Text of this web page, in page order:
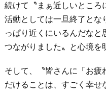
続けて〝まぁ近しいところ
活動としては一旦終了とな
っぱり近くにいるんだなと
つながりました〟と心境を
そして、〝皆さんに「お疲
だけることは、すごく幸せ